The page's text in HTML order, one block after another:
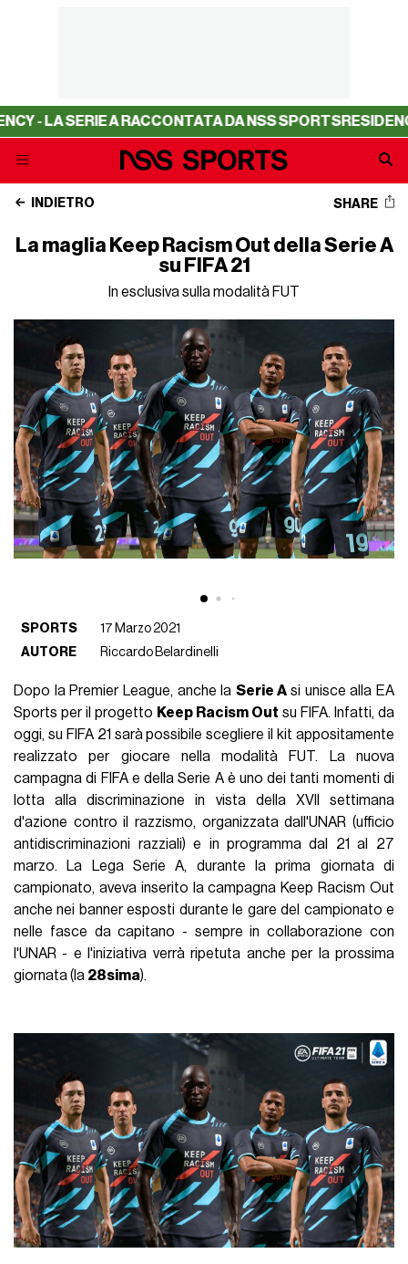
- LA SERIE A RACCONTATA DA NSS SPORTSRESIDENCY -
INDIETRO SHARE
La maglia Keep Racism Out della Serie A
su FIFA 21
In esclusiva sulla modalità FUT
SPORTS
17 Marzo 2021
AUTORE
Riccardo Belardinelli
Dopo la Premier League, anche la Serie Asi unisce alla EA
Sports per il progetto Keep Racism Out su FIFA. Infatti, da
oggi, su FIFA 21 sarà possibile scegliere il kit appositamente
realizzato per giocare nella modalità FUT. La nuova
campagna di FIFA e della Serie A è uno dei tanti momenti di
lotta alla discriminazione in vista della XVII settimana
d'azione contro il razzismo, organizzata dall'UNAR (ufficio
antidiscriminazioni razziali) e in programma dal 21 al 27
marzo. La Lega Serie A, durante la prima giornata di
campionato, aveva inserito la campagna Keep Racism Out
anche nei banner esposti durante le gare del campionato e
nelle fasce da capitano - sempre in collaborazione con
l'UNAR - e l'iniziativa verrà ripetuta anche per la prossima
giornata (la 28sima).